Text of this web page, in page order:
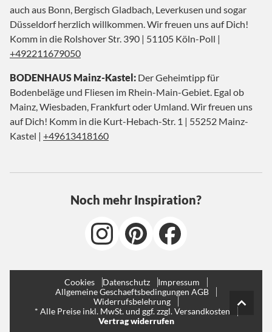
auch aus Bonn, Bergisch Gladbach, Leverkusen und sogar
Düsseldorf herzlich willkommen. Wir freuen uns auf Dich!
Komm in die Rolshover Str. 390 | 51105 Köln-Poll |
+492211679050
BODENHAUS Mainz-Kastel: Der Geheimtipp für
Bodenbeläge und Fliesen im Rhein-Main-Gebiet. Egal ob
Mainz, Wiesbaden, Frankfurt oder Umland. Wir freuen uns
auf Dich! Komm in die Kurt-Hebach-Str. 1 | 55252 Mainz-
Kastel | +49613418160
Noch mehr Inspiration?
Cookies Datenschutz
Impressum
Allgemeine Geschaeftsbedingungen AGB
Widerrufsbelehrung
* Alle Preise inkl. MwSt. und ggf. zzgl. Versandkosten
Vertrag widerrufen